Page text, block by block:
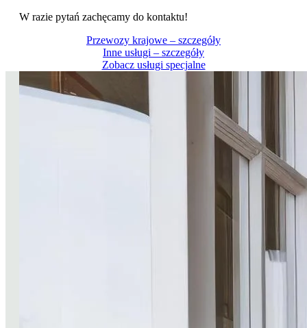
W razie pytań zachęcamy do kontaktu!
Przewozy krajowe – szczegóły
Inne usługi – szczegóły
Zobacz usługi specjalne